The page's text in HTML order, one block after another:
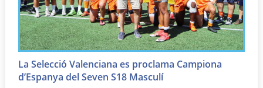
La Selecció Valenciana es proclama Campiona
d’Espanya del Seven S18 Masculí